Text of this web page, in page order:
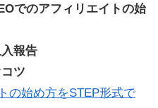
でのアフィリエイトの始
報告
ツ
の始め方をSTEP形式で